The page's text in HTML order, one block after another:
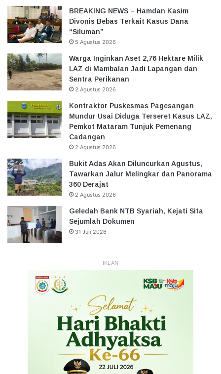
BREAKING NEWS – Hamdan Kasim
Divonis Bebas Terkait Kasus Dana
“Siluman”
5 Agustus 2026
Warga Inginkan Aset 2,76 Hektare Milik
LAZ di Mambalan Jadi Lapangan dan
Sentra Perikanan
2 Agustus 2026
Kontraktor Puskesmas Pagesangan
Mundur Usai Diduga Terseret Kasus LAZ,
Pemkot Mataram Tunjuk Pemenang
Cadangan
2 Agustus 2026
Bukit Adas Akan Diluncurkan Agustus,
Tawarkan Jalur Melingkar dan Panorama
360 Derajat
2 Agustus 2026
Geledah Bank NTB Syariah, Kejati Sita
Sejumlah Dokumen
31 Juli 2026
IKLAN